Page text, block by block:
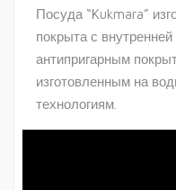
Посуда “Kukmara”
покрыта с
антипригарным
изготовленным на
технологиям.